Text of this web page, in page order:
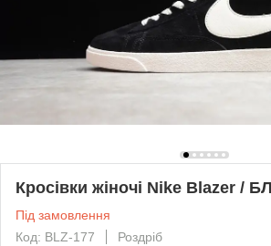
Кросівки жіночі Nike Blazer /
Під замовлення
Код: BLZ-177
Роздріб